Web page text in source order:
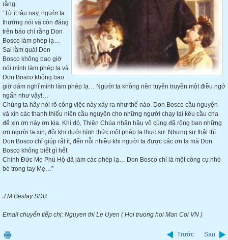
rằng:
“Từ ít lâu nay, người ta
thường nói và còn đăng
trên báo chí rằng Don
Bosco làm phép lạ…
Sai lầm quá! Don
Bosco không bao giờ
nói mình làm phép lạ và
Don Bosco không bao
giờ dám nghĩ mình làm phép lạ… Người ta không nên tuyên truyền một điều ngớ
ngẩn như vậy!…
Chúng ta hãy nói rõ công việc này xảy ra như thế nào. Don Bosco cầu nguyện
và xin các thanh thiếu niên cầu nguyện cho những người chạy lại kêu cầu cha
để xin ơn này ơn kia. Khi đó, Thiên Chúa nhân hậu vô cùng đã rộng ban những
ơn người ta xin, đôi khi dưới hình thức một phép lạ thực sự. Nhưng sự thật thì
Don Bosco chỉ giúp rất ít, đến nỗi nhiều khi người ta được các ơn lạ mà Don
Bosco không biết gì hết.
Chính Đức Mẹ Phù Hộ đã làm các phép lạ… Don Bosco chỉ là một công cụ nhỏ
bé trong tay Mẹ…”
J.M Beslay SDB
Email chuyển tiếp chị: Nguyen thi Le Uyen ( Hoi truong hoi Man Coi VN )
Trước Sau